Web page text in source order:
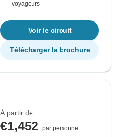
voyageurs
Voir le circuit
Télécharger la brochure
À partir de
€1,452
par personne